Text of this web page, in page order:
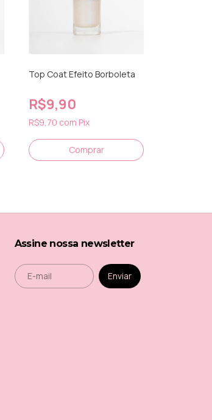
Top Coat Efeito Borboleta
R$9,90
R$9,70 com Pix
Assine nossa newsletter